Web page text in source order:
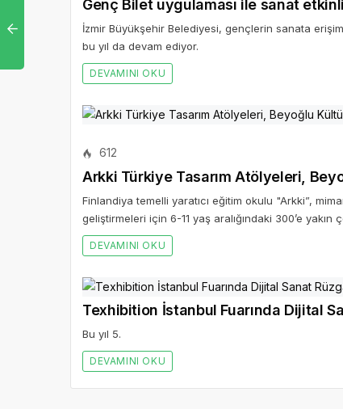
Genç Bilet uygulaması ile sanat
İzmir Büyükşehir Belediyesi, gençlerin sanata
bu yıl da devam ediyor.
DEVAMINI OKU
612
Arkki Türkiye Tasarım Atölyeleri,
Finlandiya temelli yaratıcı eğitim okulu "Arkki”,
geliştirmeleri için 6-11 yaş aralığındaki 300’e
DEVAMINI OKU
Texhibition İstanbul Fuarında Dijital
Bu yıl 5.
DEVAMINI OKU